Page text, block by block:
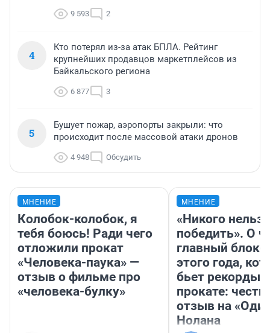
9 593 2
4
Кто потерял из-за атак БПЛА. Рейтинг
крупнейших продавцов маркетплейсов из
Байкальского региона
6 877 3
5
Бушует пожар, аэропорты закрыли: что
происходит после массовой атаки дронов
4 948 Обсудить
МНЕНИЕ
Колобок-колобок, я
тебя боюсь! Ради чего
отложили прокат
«Человека-паука» —
отзыв о фильме про
«человека-булку»
МНЕНИЕ
«Никого нельзя
победить». О
главный
этого года,
бьет рекорды в
прокате:
отзыв на
Нолана